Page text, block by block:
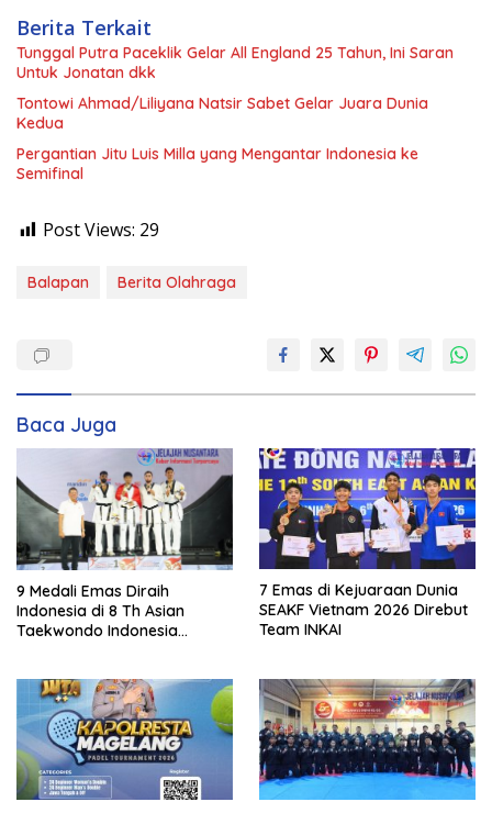
Berita Terkait
Tunggal Putra Paceklik Gelar All England 25 Tahun, Ini Saran
Untuk Jonatan dkk
Tontowi Ahmad/Liliyana Natsir Sabet Gelar Juara Dunia
Kedua
Pergantian Jitu Luis Milla yang Mengantar Indonesia ke
Semifinal
Post Views: 29
Balapan Berita Olahraga
Baca Juga
9 Medali Emas Diraih
Indonesia di 8 Th Asian
Taekwondo Indonesia
7 Emas di Kejuaraan Dunia
SEAKF Vietnam 2026 Direbut
Team INKAI